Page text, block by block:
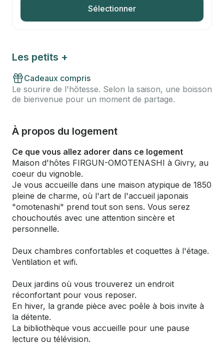
Sélectionner
Les petits +
Cadeaux compris
Le sourire de l'hôtesse. Selon la saison, une boisson
de bienvenue pour un moment de partage.
À propos du logement
Ce que vous allez adorer dans ce logement
Maison d'hôtes FIRGUN-OMOTENASHI à Givry, au
coeur du vignoble.
Je vous accueille dans une maison atypique de 1850
pleine de charme, où l'art de l'accueil japonais
"omotenashi" prend tout son sens. Vous serez
chouchoutés avec une attention sincère et
personnelle.
Deux chambres confortables et coquettes à l'étage.
Ventilation et wifi.
Deux jardins où vous trouverez un endroit
réconfortant pour vous reposer.
En hiver, la grande pièce avec poêle à bois invite à
la détente.
La bibliothèque vous accueille pour une pause
lecture ou télévision.